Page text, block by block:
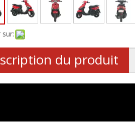
sur:
du produit